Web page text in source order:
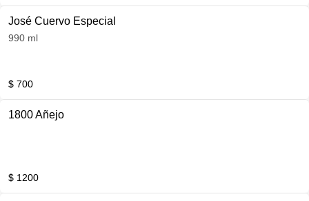
José Cuervo Especial
990 ml
$ 700
1800 Añejo
$ 1200